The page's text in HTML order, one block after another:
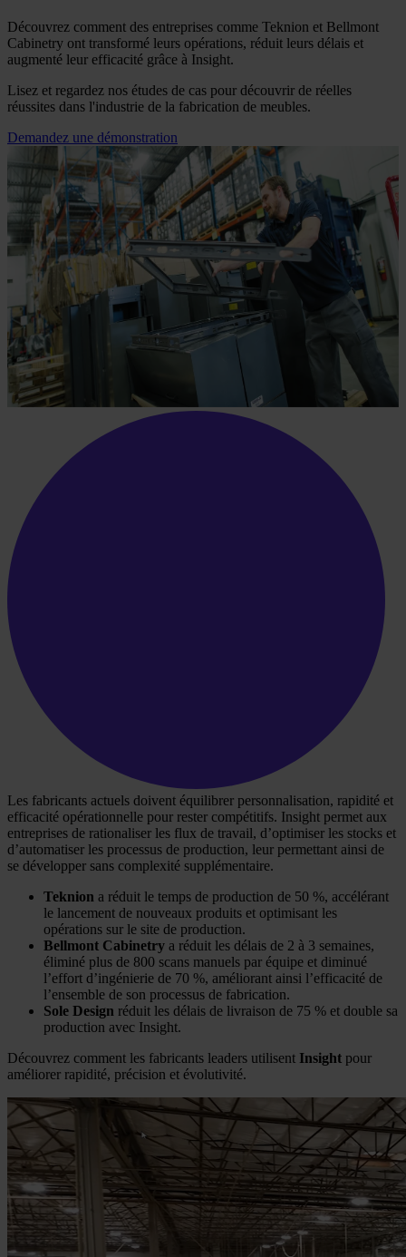
Découvrez comment des entreprises comme Teknion et Bellmont
Cabinetry ont transformé leurs opérations, réduit leurs délais et
augmenté leur efficacité grâce à Insight.
Lisez et regardez nos études de cas pour découvrir de réelles
réussites dans l'industrie de la fabrication de meubles.
Demandez une démonstration
Les fabricants actuels doivent équilibrer personnalisation, rapidité et
efficacité opérationnelle pour rester compétitifs. Insight permet aux
entreprises de rationaliser les flux de travail, d’optimiser les stocks et
d’automatiser les processus de production, leur permettant ainsi de
se développer sans complexité supplémentaire.
Teknion a réduit le temps de production de 50 %, accélérant
le lancement de nouveaux produits et optimisant les
opérations sur le site de production.
Bellmont Cabinetry a réduit les délais de 2 à 3 semaines,
éliminé plus de 800 scans manuels par équipe et diminué
l’effort d’ingénierie de 70 %, améliorant ainsi l’efficacité de
l’ensemble de son processus de fabrication.
Sole Design réduit les délais de livraison de 75 % et double sa
production avec Insight.
Découvrez comment les fabricants leaders utilisent Insight pour
améliorer rapidité, précision et évolutivité.